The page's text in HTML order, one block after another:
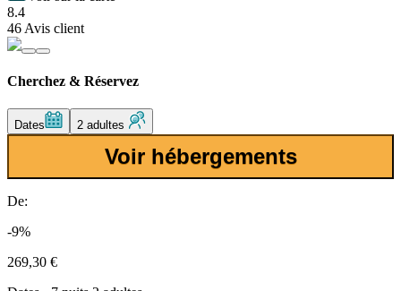
8.4
46 Avis client
Cherchez & Réservez
Dates 2 adultes
Voir hébergements
De:
-9%
269,30 €